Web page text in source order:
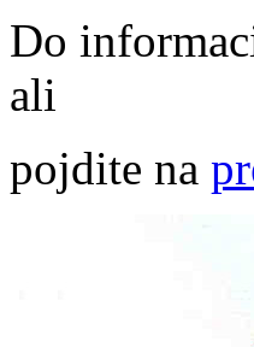
Do
ali
pojdite na